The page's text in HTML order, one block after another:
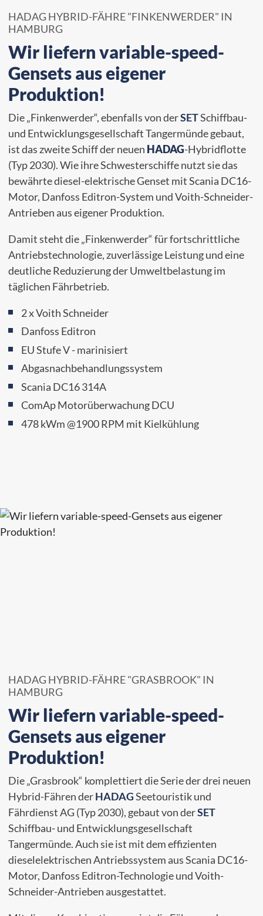
HADAG HYBRID-FÄHRE "FINKENWERDER" IN
HAMBURG
Wir liefern variable-speed-
Gensets aus eigener
Produktion!
Die „Finkenwerder“, ebenfalls von derSETSchiffbau-
und Entwicklungsgesellschaft Tangermünde gebaut,
ist das zweite Schiff der neuen HADAG-Hybridflotte
(Typ 2030). Wie ihre Schwesterschiffe nutzt sie das
bewährte diesel-elektrische Genset mit Scania DC16-
Motor, Danfoss Editron-System und Voith-Schneider-
Antrieben aus eigener Produktion.
Damit steht die „Finkenwerder“ für fortschrittliche
Antriebstechnologie, zuverlässige Leistung und eine
deutliche Reduzierung der Umweltbelastung im
täglichen Fährbetrieb.
2 x Voith Schneider
Danfoss Editron
EU Stufe V - marinisiert
Abgasnachbehandlungssystem
Scania DC16 314A
ComAp Motorüberwachung DCU
478 kWm @1900 RPM mit Kielkühlung
HADAG HYBRID-FÄHRE "GRASBROOK" IN
HAMBURG
Wir liefern variable-speed-
Gensets aus eigener
Produktion!
Die „Grasbrook“ komplettiert die Serie der drei neuen
Hybrid-Fähren derHADAGSeetouristik und
Fährdienst AG (Typ 2030), gebaut von derSET
Schiffbau- und Entwicklungsgesellschaft
Tangermünde. Auch sie ist mit dem effizienten
dieselelektrischen Antriebssystem aus Scania DC16-
Motor, Danfoss Editron-Technologie und Voith-
Schneider-Antrieben ausgestattet.